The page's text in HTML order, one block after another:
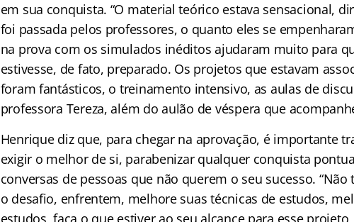
em sua conquista. “O material teórico estava sensacional,
foi passada pelos professores, o quanto eles se
na prova com os simulados inéditos ajudaram muito para
estivesse, de fato, preparado. Os projetos que estavam
foram fantásticos, o treinamento intensivo, as aulas de
professora Tereza, além do aulão de véspera que
Henrique diz que, para chegar na aprovação, é importante
exigir o melhor de si, parabenizar qualquer conquista
conversas de pessoas que não querem o seu sucesso.
o desafio, enfrentem, melhore suas técnicas de estudos,
estudos, faça o que estiver ao seu alcance para esse